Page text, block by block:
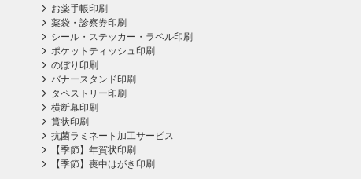
お薬手帳印刷
薬袋・診察券印刷
シール・ステッカー・ラベル印刷
ポケットティッシュ印刷
のぼり印刷
バナースタンド印刷
タペストリー印刷
横断幕印刷
賞状印刷
抗菌ラミネート加工サービス
【季節】年賀状印刷
【季節】喪中はがき印刷